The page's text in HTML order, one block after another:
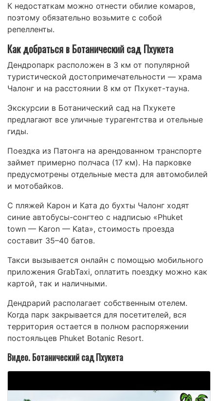
К недостаткам можно отнести обилие комаров,
поэтому обязательно возьмите с собой
репелленты.
Как добраться в Ботанический сад Пхукета
Дендропарк расположен в 3 км от популярной
туристической достопримечательности — храма
Чалонг и на расстоянии 8 км от Пхукет-тауна.
Экскурсии в Ботанический сад на Пхукете
предлагают все уличные турагентства и отельные
гиды.
Поездка из Патонга на арендованном транспорте
займет примерно полчаса (17 км). На парковке
предусмотрены отдельные места для автомобилей
и мотобайков.
С пляжей Карон и Ката до бухты Чалонг ходят
синие автобусы-сонгтео с надписью «Phuket
town — Karon — Kata», стоимость проезда
составит 35–40 батов.
Такси вызывается онлайн с помощью мобильного
приложения GrabTaxi, оплатить поездку можно как
картой, так и наличными.
Дендрарий располагает собственным отелем.
Когда парк закрывается для посетителей, вся
территория остается в полном распоряжении
постояльцев Phuket Botanic Resort.
Видео. Ботанический сад Пхукета